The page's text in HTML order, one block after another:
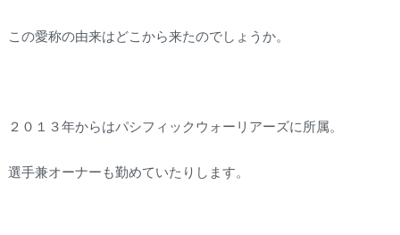
この愛称の由来はどこから来たのでしょうか。
２０１３年からはパシフィックウォーリアーズに所属。
選手兼オーナーも勤めていたりします。